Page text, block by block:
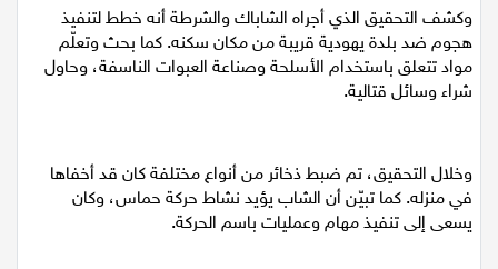
مطبخ
صحة وطب
جمال وازياء
تكنولوجيا
وكشف التحقيق الذي أجراه الشاباك والشرطة أنه خطط لتنفيذ
هجوم ضد بلدة يهودية قريبة من مكان سكنه. كما بحث وتعلّم
مواد تتعلق باستخدام الأسلحة وصناعة العبوات الناسفة، وحاول
وخلال التحقيق، تم ضبط ذخائر من أنواع مختلفة كان قد أخفاها
في منزله. كما تبيّن أن الشاب يؤيد نشاط حركة حماس، وكان